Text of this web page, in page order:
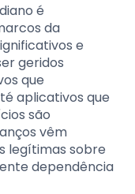
é
da
e
geridos
que
aplicativos que
são
vêm
legítimas sobre
dependência